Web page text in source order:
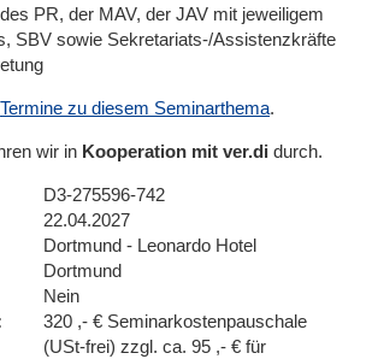
PR, der MAV, der JAV mit jeweiligem
SBV sowie Sekretariats-/Assistenzkräfte
Termine zu diesem Seminarthema.
wir in Kooperation mit ver.di durch.
D3-275596-742
22.04.2027
Dortmund - Leonardo Hotel
Dortmund
Nein
320 ,- € Seminarkostenpauschale
(USt-frei) zzgl. ca. 95 ,- € für